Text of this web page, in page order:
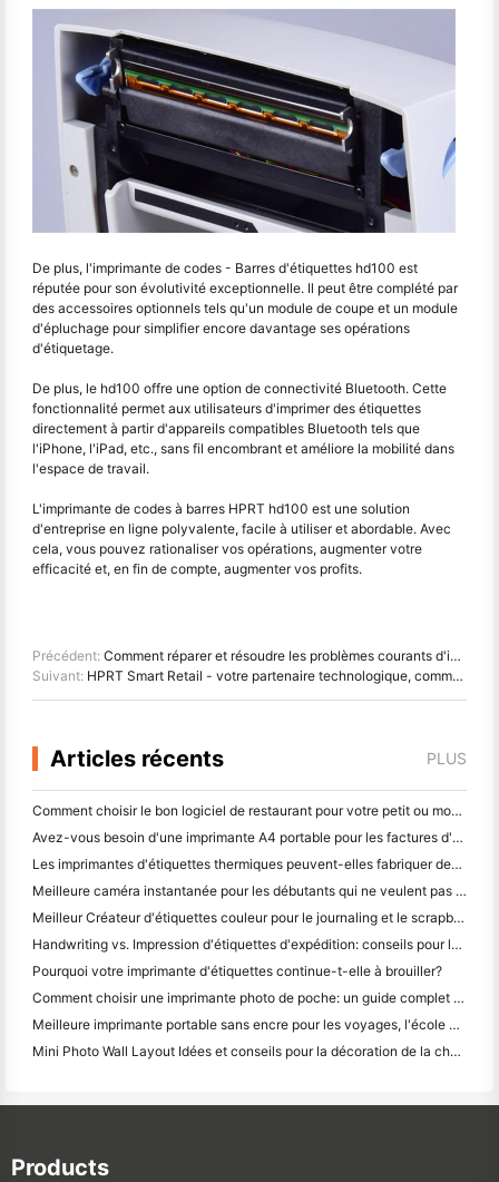
De plus, l'imprimante de codes - Barres d'étiquettes hd100 est
réputée pour son évolutivité exceptionnelle. Il peut être complété par
des accessoires optionnels tels qu'un module de coupe et un module
d'épluchage pour simplifier encore davantage ses opérations
d'étiquetage.
De plus, le hd100 offre une option de connectivité Bluetooth. Cette
fonctionnalité permet aux utilisateurs d'imprimer des étiquettes
directement à partir d'appareils compatibles Bluetooth tels que
l'iPhone, l'iPad, etc., sans fil encombrant et améliore la mobilité dans
l'espace de travail.
L'imprimante de codes à barres HPRT hd100 est une solution
d'entreprise en ligne polyvalente, facile à utiliser et abordable. Avec
cela, vous pouvez rationaliser vos opérations, augmenter votre
efficacité et, en fin de compte, augmenter vos profits.
Précédent: Comment réparer et résoudre les problèmes courants d'imprimante de reçus
Suivant: HPRT Smart Retail - votre partenaire technologique, commercial et d'innovation dans la transformation des supermarchés
Articles récents PLUS
Comment choisir le bon logiciel de restaurant pour votre petit ou moyen restaurant
Avez-vous besoin d'une imprimante A4 portable pour les factures d'entrepôt? Ce qui fonctionne réellement
Les imprimantes d'étiquettes thermiques peuvent-elles fabriquer des étiquettes imperméables pour les produits des petites entreprises?
Meilleure caméra instantanée pour les débutants qui ne veulent pas gaspiller du papier
Meilleur Créateur d'étiquettes couleur pour le journaling et le scrapbooking: ajouter plus de couleur à chaque page
Handwriting vs. Impression d'étiquettes d'expédition: conseils pour les petites entreprises en 2026
Pourquoi votre imprimante d'étiquettes continue-t-elle à brouiller?
Comment choisir une imprimante photo de poche: un guide complet pour les utilisateurs de journaux, de voyages et d'iPhone
Meilleure imprimante portable sans encre pour les voyages, l'école et le travail mobile: Hanin MT620 Pro Review
Mini Photo Wall Layout Idées et conseils pour la décoration de la chambre à coucher et du dortoir
Products